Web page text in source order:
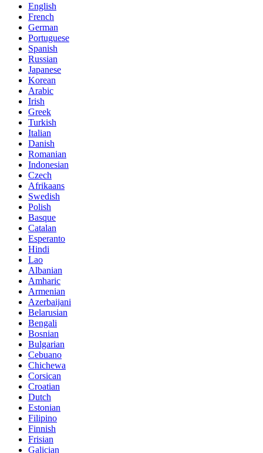
English
French
German
Portuguese
Spanish
Russian
Japanese
Korean
Arabic
Irish
Greek
Turkish
Italian
Danish
Romanian
Indonesian
Czech
Afrikaans
Swedish
Polish
Basque
Catalan
Esperanto
Hindi
Lao
Albanian
Amharic
Armenian
Azerbaijani
Belarusian
Bengali
Bosnian
Bulgarian
Cebuano
Chichewa
Corsican
Croatian
Dutch
Estonian
Filipino
Finnish
Frisian
Galician